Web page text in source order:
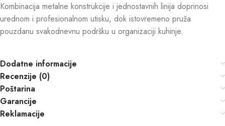
Kombinacija metalne konstrukcije i jednostavnih linija doprinosi
urednom i profesionalnom utisku, dok istovremeno pruža
pouzdanu svakodnevnu podršku u organizaciji kuhinje.
Dodatne informacije
Recenzije (0)
Poštarina
Garancije
Reklamacije